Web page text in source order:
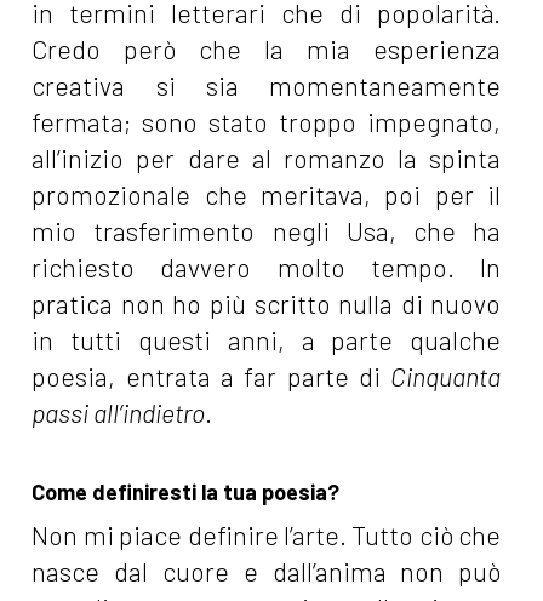
in termini letterari che di popolarità.
Credo però che la mia esperienza
creativa si sia momentaneamente
fermata; sono stato troppo impegnato,
all’inizio per dare al romanzo la spinta
promozionale che meritava, poi per il
mio trasferimento negli Usa, che ha
richiesto davvero molto tempo. In
pratica non ho più scritto nulla di nuovo
in tutti questi anni, a parte qualche
poesia, entrata a far parte di Cinquanta
passi all’indietro.
Come definiresti la tua poesia?
Non mi piace definire l’arte. Tutto ciò che
nasce dal cuore e dall’anima non può